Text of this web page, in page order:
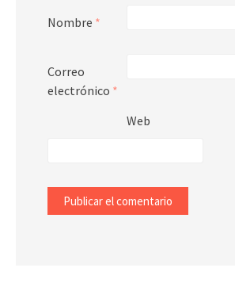
Nombre *
Correo
electrónico *
Web